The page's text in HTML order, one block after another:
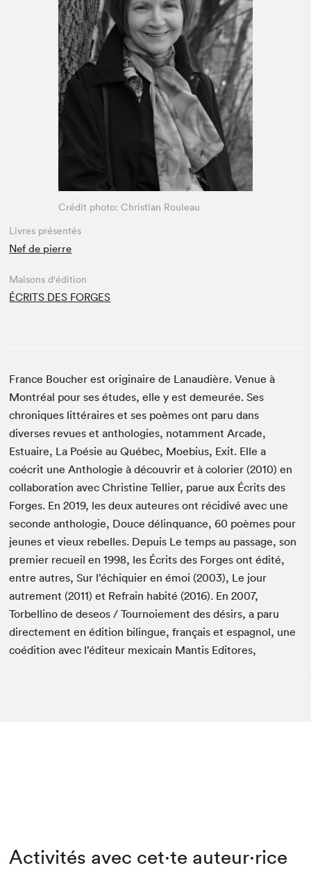
Espace médias
Crédit photo: Christian Rouleau
Livres présentés
Nef de pierre
Maisons d'édition
ÉCRITS DES FORGES
France Boucher est originaire de Lanaudière. Venue à
Montréal pour ses études, elle y est demeurée. Ses
chroniques littéraires et ses poèmes ont paru dans
diverses revues et anthologies, notamment Arcade,
Estuaire, La Poésie au Québec, Moebius, Exit. Elle a
coécrit une Anthologie à découvrir et à colorier (2010) en
collaboration avec Christine Tellier, parue aux Écrits des
Forges. En 2019, les deux auteures ont récidivé avec une
seconde anthologie, Douce délinquance, 60 poèmes pour
jeunes et vieux rebelles. Depuis Le temps au passage, son
premier recueil en 1998, les Écrits des Forges ont édité,
entre autres, Sur l’échiquier en émoi (2003), Le jour
autrement (2011) et Refrain habité (2016). En 2007,
Torbellino de deseos / Tournoiement des désirs, a paru
directement en édition bilingue, français et espagnol, une
coédition avec l’éditeur mexicain Mantis Editores,
Activités avec cet·te auteur·rice